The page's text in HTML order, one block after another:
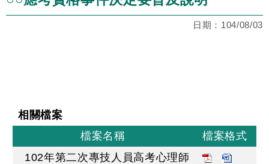
日期： 104/08/03
相關檔案
檔案名稱
檔案格式
102年第二次專技人員高考心理師